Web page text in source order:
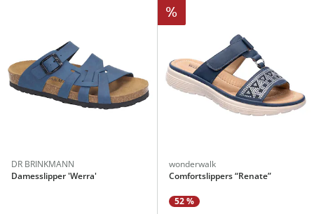
DR BRINKMANN
Damesslipper 'Werra'
%
wonderwalk
Comfortslippers “Renate”
52 %